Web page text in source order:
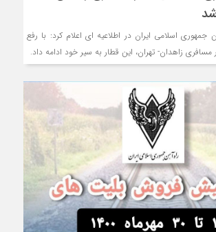
جمهوری اسلامی ایران در اطلاعیه ای اعلام کرد: با رفع
زاهدان- تهران، این قطار به سیر خود ادامه داد‌.